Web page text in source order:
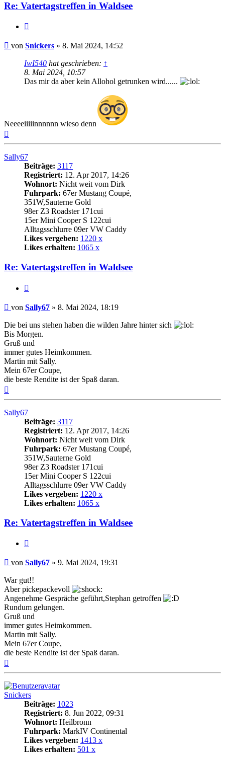
Re: Vatertagstreffen in Waldsee
Beitrag
von Snickers » 8. Mai 2024, 14:52
IwI540 hat geschrieben: ↑
8. Mai 2024, 10:57
Das mir da aber kein Allohol getrunken wird......
Neeeeiiiiinnnnnn wieso denn
oben
Sally67
Beiträge: 3117
Registriert: 12. Apr 2017, 14:26
Wohnort: Nicht weit vom Dirk
Fuhrpark: 67er Mustang Coupé,
351W,Sauterne Gold
98er Z3 Roadster 171cui
15er Mini Cooper S 122cui
Alltagsschlurre 09er VW Caddy
Likes vergeben: 1220 x
Likes erhalten: 1065 x
Re: Vatertagstreffen in Waldsee
Beitrag
von Sally67 » 8. Mai 2024, 18:19
Die bei uns stehen haben die wilden Jahre hinter sich
Bis Morgen.
Gruß und
immer gutes Heimkommen.
Martin mit Sally.
Mein 67er Coupe,
die beste Rendite ist der Spaß daran.
Sally67
Beiträge: 3117
Registriert: 12. Apr 2017, 14:26
Wohnort: Nicht weit vom Dirk
Fuhrpark: 67er Mustang Coupé,
351W,Sauterne Gold
98er Z3 Roadster 171cui
15er Mini Cooper S 122cui
Alltagsschlurre 09er VW Caddy
Likes vergeben: 1220 x
Likes erhalten: 1065 x
Re: Vatertagstreffen in Waldsee
Beitrag
von Sally67 » 9. Mai 2024, 19:31
War gut!!
Aber pickepackevoll
Angenehme Gespräche geführt,Stephan getroffen
Rundum gelungen.
Gruß und
immer gutes Heimkommen.
Martin mit Sally.
Mein 67er Coupe,
die beste Rendite ist der Spaß daran.
Snickers
Beiträge: 1023
Registriert: 8. Jun 2022, 09:31
Wohnort: Heilbronn
Fuhrpark: MarkIV Continental
Likes vergeben: 1413 x
Likes erhalten: 501 x